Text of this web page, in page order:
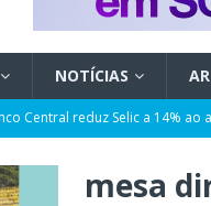
NOTÍCIAS
Central reduz Selic a 14%
CRECI-SC e Sebrae/SC:
mesa